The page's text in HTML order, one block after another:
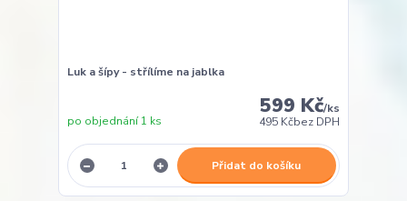
Luk a šípy - střílíme na jablka
599 Kč/ks
495 Kčbez DPH
po objednání 1 ks
Přidat do košíku